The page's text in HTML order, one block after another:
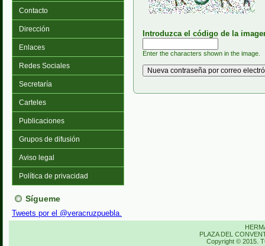
Contacto
Dirección
Enlaces
Redes Sociales
Secretaría
Carteles
Publicaciones
Grupos de difusión
Aviso legal
Política de privacidad
Sígueme
Tweets por el @veracruzpuebla.
Introduzca el código de la
Enter the characters shown in the image.
PLAZA DEL
Copyright © 2015.